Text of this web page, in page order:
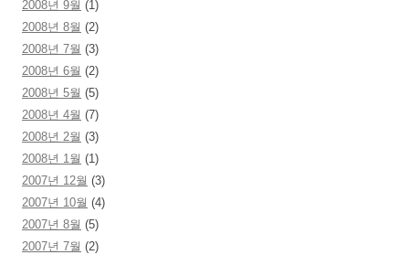
2008년 9월 (1)
2008년 8월 (2)
2008년 7월 (3)
2008년 6월 (2)
2008년 5월 (5)
2008년 4월 (7)
2008년 2월 (3)
2008년 1월 (1)
2007년 12월 (3)
2007년 10월 (4)
2007년 8월 (5)
2007년 7월 (2)